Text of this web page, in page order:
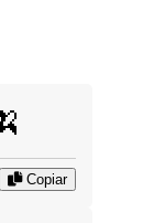
categorías para
Copiar